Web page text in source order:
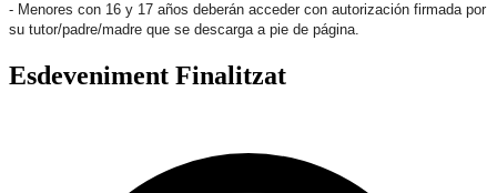
- Menores con 16 y 17 años deberán acceder con autorización firmada por
su tutor/padre/madre que se descarga a pie de página.
Esdeveniment Finalitzat